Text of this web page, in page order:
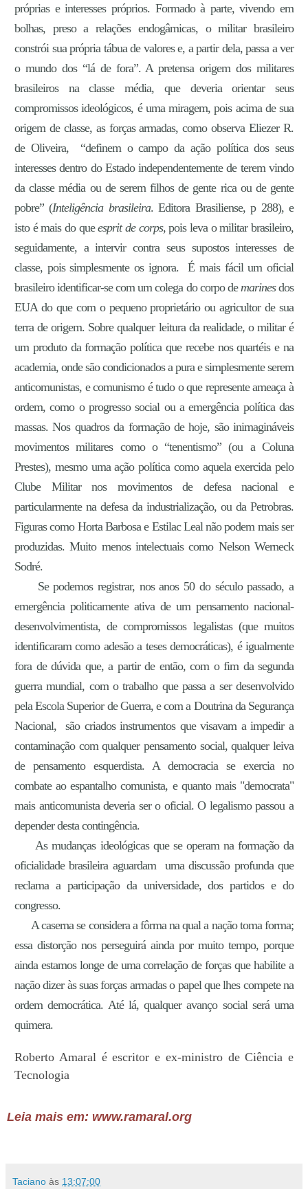
próprias e interesses próprios. Formado à parte, vivendo em
bolhas, preso a relações endogâmicas, o militar brasileiro
constrói sua própria tábua de valores e, a partir dela, passa a ver
o mundo dos “lá de fora”. A pretensa origem dos militares
brasileiros na classe média, que deveria orientar seus
compromissos ideológicos, é uma miragem, pois acima de sua
origem de classe, as forças armadas, como observa Eliezer R.
de Oliveira, “definem o campo da ação política dos seus
interesses dentro do Estado independentemente de terem vindo
da classe média ou de serem filhos de gente rica ou de gente
pobre” (Inteligência brasileira. Editora Brasiliense, p 288), e
isto é mais do queesprit de corps, pois leva o militar brasileiro,
seguidamente, a intervir contra seus supostos interesses de
classe, pois simplesmente os ignora. É mais fácil um oficial
brasileiro identificar-se com um colega do corpo de marinesdos
EUA do que com o pequeno proprietário ou agricultor de sua
terra de origem. Sobre qualquer leitura da realidade, o militar é
um produto da formação política que recebe nos quartéis e na
academia, onde são condicionados a pura e simplesmente serem
anticomunistas, e comunismo é tudo o que represente ameaça à
ordem, como o progresso social ou a emergência política das
massas. Nos quadros da formação de hoje, são inimagináveis
movimentos militares como o “tenentismo” (ou a Coluna
Prestes), mesmo uma ação política como aquela exercida pelo
Clube Militar nos movimentos de defesa nacional e
particularmente na defesa da industrialização, ou da Petrobras.
Figuras como Horta Barbosa e Estilac Leal não podem mais ser
produzidas. Muito menos intelectuais como Nelson Werneck
Sodré.
Se podemos registrar, nos anos 50 do século passado, a
emergência politicamente ativa de um pensamento nacional-
desenvolvimentista, de compromissos legalistas (que muitos
identificaram como adesão a teses democráticas), é igualmente
fora de dúvida que, a partir de então, com o fim da segunda
guerra mundial, com o trabalho que passa a ser desenvolvido
pela Escola Superior de Guerra, e com a Doutrina da Segurança
Nacional, são criados instrumentos que visavam a impedir a
contaminação com qualquer pensamento social, qualquer leiva
de pensamento esquerdista. A democracia se exercia no
combate ao espantalho comunista, e quanto mais "democrata"
mais anticomunista deveria ser o oficial. O legalismo passou a
depender desta contingência.
As mudanças ideológicas que se operam na formação da
oficialidade brasileira aguardam uma discussão profunda que
reclama a participação da universidade, dos partidos e do
congresso.
A caserna se considera a fôrma na qual a nação toma forma;
essa distorção nos perseguirá ainda por muito tempo, porque
ainda estamos longe de uma correlação de forças que habilite a
nação dizer às suas forças armadas o papel que lhes compete na
ordem democrática. Até lá, qualquer avanço social será uma
quimera.
Roberto Amaral é escritor e ex-ministro de Ciência e
Tecnologia
Leia mais em: www.ramaral.org
Taciano às 13:07:00